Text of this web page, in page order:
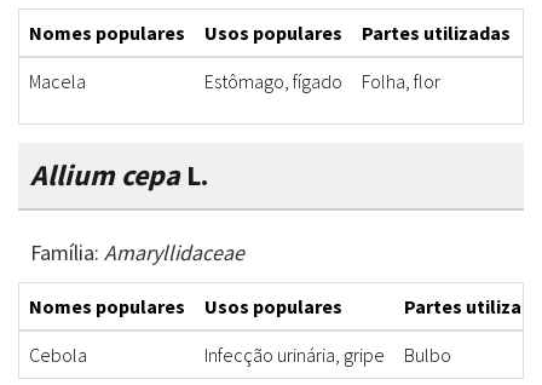
Nomes populares Usos populares Partes utilizadas
Macela
Estômago, fígado Folha, flor
Allium cepaL.
Família: Amaryllidaceae
Nomes populares Usos populares
Partes
Cebola
Infecção urinária, gripe Bulbo